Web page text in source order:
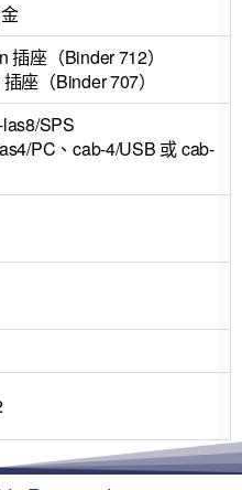
插座（Binder 712）
座（Binder 707）
SPS
PC、cab-4/USB 或 cab-